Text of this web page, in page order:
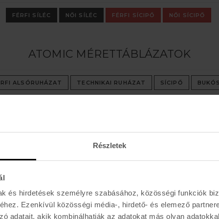
Részletek
és hirdetések személyre szabásához, közösségi funkciók
Ezenkívül közösségi média-, hirdető- és elemező
adatait, akik kombinálhatják az adatokat más olyan
FÉRFI SÍLÉC NŐI SÍLÉC FÉRFI SÍCIPŐ NŐI SÍCIPŐ
ATOMIC MÉRETTÁBLÁZATOK
ALSÓRUHÁZAT TECHNIKAI RUHÁZAT SÍCIPŐ
Védelem a